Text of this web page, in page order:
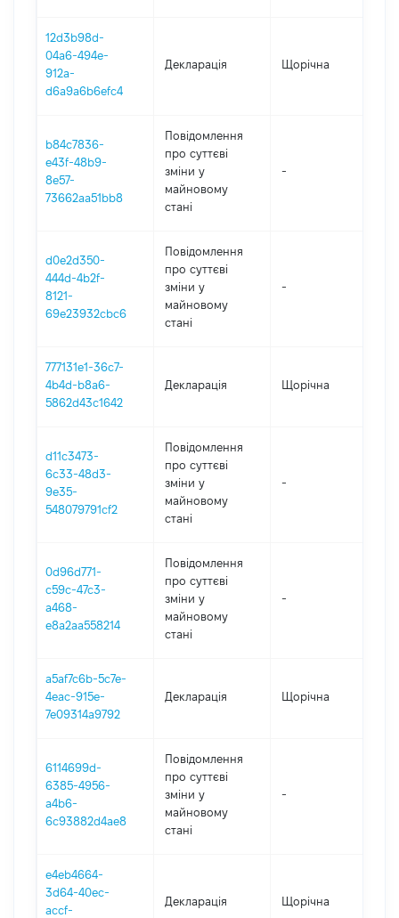
12d3b98d-
04a6-494e-
912a-
d6a9a6b6efc4
Декларація Щорічна
b84c7836-
e43f-48b9-
8e57-
73662aa51bb8
Повідомлення
про суттєві
зміни y
майновому
стані
-
d0e2d350-
444d-4b2f-
8121-
69e23932cbc6
Повідомлення
про суттєві
зміни y
майновому
стані
-
777131e1-36c7-
4b4d-b8a6-
5862d43c1642
Декларація Щорічна
d11c3473-
6c33-48d3-
9e35-
548079791cf2
Повідомлення
про суттєві
зміни y
майновому
стані
-
0d96d771-
c59c-47c3-
a468-
e8a2aa558214
Повідомлення
про суттєві
зміни y
майновому
стані
-
a5af7c6b-5c7e-
4eac-915e-
7e09314a9792
Декларація Щорічна
6114699d-
6385-4956-
a4b6-
6c93882d4ae8
Повідомлення
про суттєві
зміни y
майновому
стані
-
e4eb4664-
3d64-40ec-
accf-
Декларація Щорічна